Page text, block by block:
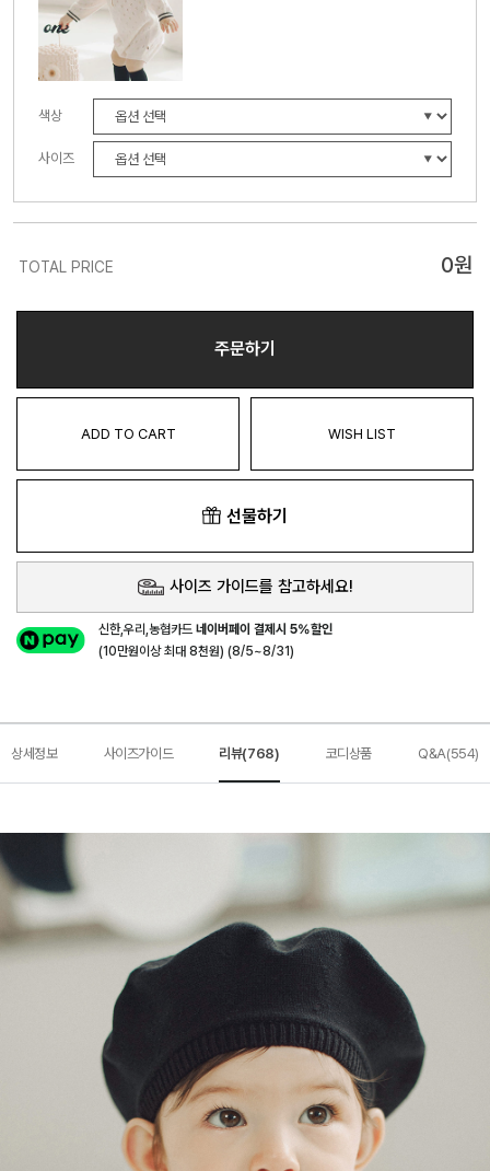
색상
사이즈
TOTAL PRICE 0원
주문하기
ADD TO CART WISH LIST
선물하기
사이즈 가이드를 참고하세요!
신한,우리,농협카드네이버페이 결제시 5%할인
(10만원이상 최대 8천원) (8/5~8/31)
상세정보 사이즈가이드 리뷰(768) 코디상품 Q&A(554)